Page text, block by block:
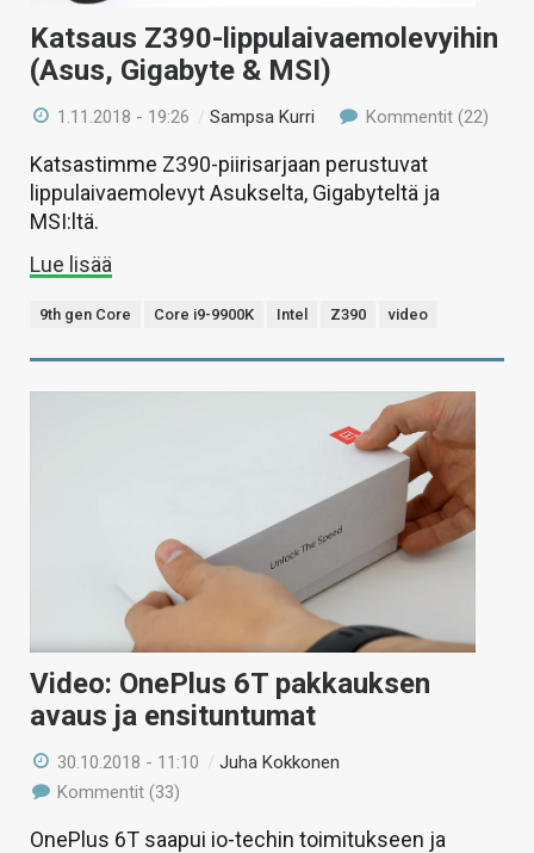
Katsaus Z390-lippulaivaemolevyihin
(Asus, Gigabyte & MSI)
1.11.2018 - 19:26 /Sampsa Kurri Kommentit (22)
Katsastimme Z390-piirisarjaan perustuvat
lippulaivaemolevyt Asukselta, Gigabyteltä ja
MSI:ltä.
Lue lisää
9th gen Core Core i9-9900K Intel Z390 video
Video: OnePlus 6T pakkauksen
avaus ja ensituntumat
30.10.2018 - 11:10 /Juha Kokkonen
Kommentit (33)
OnePlus 6T saapui io-techin toimitukseen ja